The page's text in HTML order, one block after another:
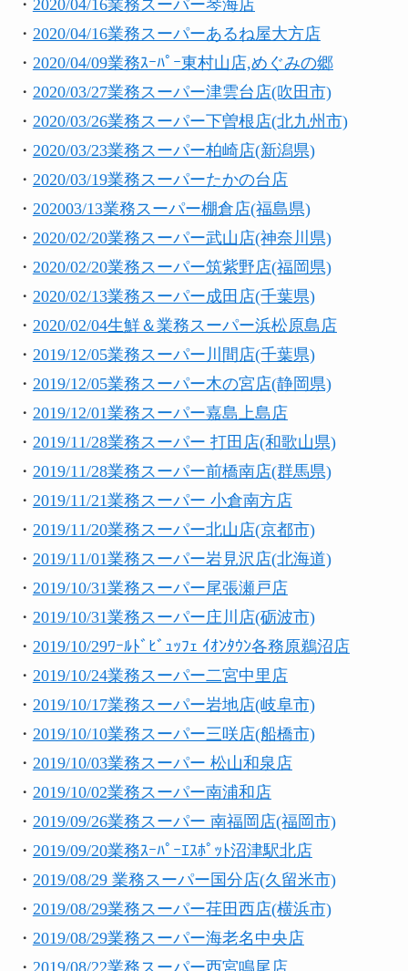
・ 2020/04/16業務スーパー琴海店
・ 2020/04/16業務スーパーあるね屋大方店
・ 2020/04/09業務ｽｰﾊﾟｰ東村山店,めぐみの郷
・ 2020/03/27業務スーパー津雲台店(吹田市)
・ 2020/03/26業務スーパー下曽根店(北九州市)
・ 2020/03/23業務スーパー柏崎店(新潟県)
・ 2020/03/19業務スーパーたかの台店
・ 202003/13業務スーパー棚倉店(福島県)
・ 2020/02/20業務スーパー武山店(神奈川県)
・ 2020/02/20業務スーパー筑紫野店(福岡県)
・ 2020/02/13業務スーパー成田店(千葉県)
・ 2020/02/04生鮮＆業務スーパー浜松原島店
・ 2019/12/05業務スーパー川間店(千葉県)
・ 2019/12/05業務スーパー木の宮店(静岡県)
・ 2019/12/01業務スーパー嘉島上島店
・ 2019/11/28業務スーパー 打田店(和歌山県)
・ 2019/11/28業務スーパー前橋南店(群馬県)
・ 2019/11/21業務スーパー 小倉南方店
・ 2019/11/20業務スーパー北山店(京都市)
・ 2019/11/01業務スーパー岩見沢店(北海道)
・ 2019/10/31業務スーパー尾張瀬戸店
・ 2019/10/31業務スーパー庄川店(砺波市)
・ 2019/10/29ﾜｰﾙﾄﾞﾋﾞｭｯﾌｪ ｲｵﾝﾀｳﾝ各務原鵜沼店
・ 2019/10/24業務スーパー二宮中里店
・ 2019/10/17業務スーパー岩地店(岐阜市)
・ 2019/10/10業務スーパー三咲店(船橋市)
・ 2019/10/03業務スーパー 松山和泉店
・ 2019/10/02業務スーパー南浦和店
・ 2019/09/26業務スーパー 南福岡店(福岡市)
・ 2019/09/20業務ｽｰﾊﾟｰｴｽﾎﾟｯﾄ沼津駅北店
・ 2019/08/29 業務スーパー国分店(久留米市)
・ 2019/08/29業務スーパー荏田西店(横浜市)
・ 2019/08/29業務スーパー海老名中央店
・ 2019/08/22業務スーパー西宮鳴尾店